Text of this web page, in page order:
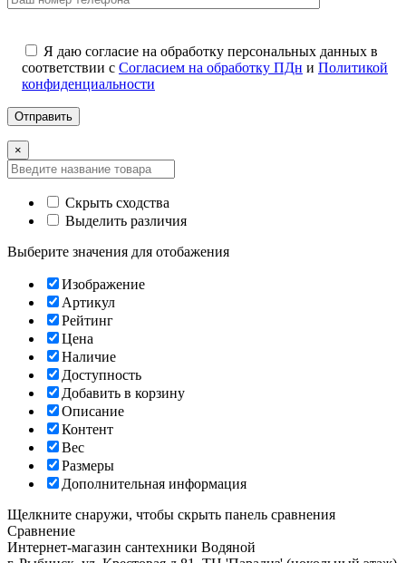
Я даю согласие на обработку персональных данных в
соответствии с Согласием на обработку ПДн и Политикой
конфиденциальности
×
Скрыть сходства
Выделить различия
Выберите значения для отобажения
Изображение
Артикул
Рейтинг
Цена
Наличие
Доступность
Добавить в корзину
Описание
Контент
Вес
Размеры
Дополнительная информация
Щелкните снаружи, чтобы скрыть панель сравнения
Сравнение
Интернет-магазин сантехники Водяной